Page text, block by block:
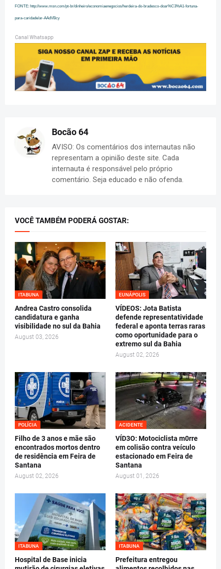
FONTE: http://www.msn.com/pt-br/dinheiro/economiaenegocios/herdeira-do-bradesco-doar%C3%A1-fortuna-
para-caridade/ar-AAdVBcy
Canal Whatsapp
Bocão 64
AVISO: Os comentários dos internautas não
representam a opinião deste site. Cada
internauta é responsável pelo próprio
comentário. Seja educado e não ofenda.
VOCÊ TAMBÉM PODERÁ GOSTAR:
ITABUNA
Andrea Castro consolida
candidatura e ganha
visibilidade no sul da Bahia
August 03, 2026
EUNÁPOLIS
VÍDEOS: Jota Batista
defende representatividade
federal e aponta terras raras
como oportunidade para o
extremo sul da Bahia
August 02, 2026
POLÍCIA
Filho de 3 anos e mãe são
encontrados mortos dentro
de residência em Feira de
Santana
August 02, 2026
ACIDENTE
VÍD3O: Motociclista m0rre
em colisão contra veículo
estacionado em Feira de
Santana
August 01, 2026
ITABUNA
Hospital de Base inicia
ITABUNA
Prefeitura entregou